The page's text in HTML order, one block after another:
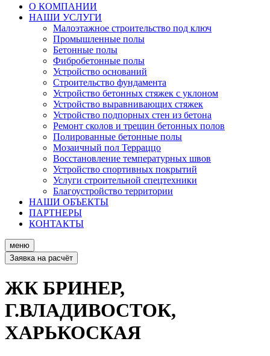
О КОМПАНИИ
НАШИ УСЛУГИ
Малоэтажное строительство под ключ
Промышленные полы
Бетонные полы
Фибробетонные полы
Устройство оснований
Строительство фундамента
Устройство бетонных стяжек с уклоном
Устройство выравнивающих стяжек
Устройство подпорных стен из бетона
Ремонт сколов и трещин бетонных полов
Полированные бетонные полы
Мозаичный пол Терраццо
Восстановление температурных швов
Устройство спортивных покрытий
Услуги строительной спецтехники
Благоустройство территории
НАШИ ОБЪЕКТЫ
ПАРТНЕРЫ
КОНТАКТЫ
меню
Заявка на расчёт
ЖК БРИНЕР,
Г.ВЛАДИВОСТОК,
ХАРЬКОСКАЯ